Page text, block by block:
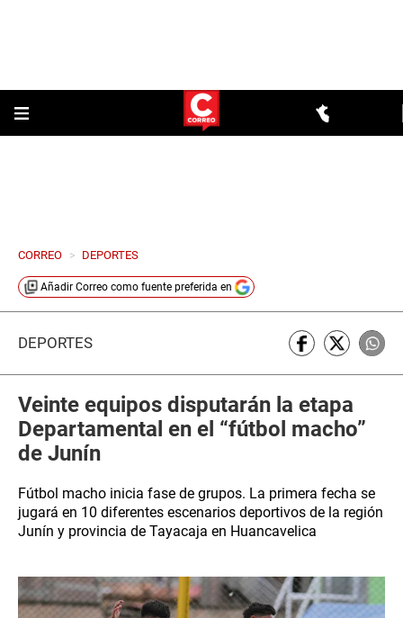
CORREO > DEPORTES
Añadir Correo como fuente preferida en
DEPORTES
Veinte equipos disputarán la etapa
Departamental en el “fútbol macho”
de Junín
Fútbol macho inicia fase de grupos. La primera fecha se
jugará en 10 diferentes escenarios deportivos de la región
Junín y provincia de Tayacaja en Huancavelica